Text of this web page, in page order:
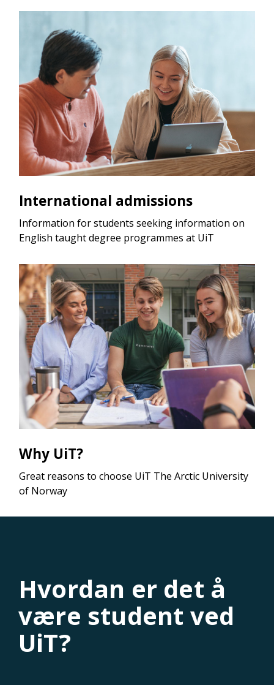
International admissions
Information for students seeking information on
English taught degree programmes at UiT
Why UiT?
Great reasons to choose UiT The Arctic University
of Norway
Hvordan er det å
være student ved
UiT?